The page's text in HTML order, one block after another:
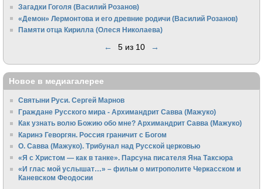
Загадки Гоголя (Василий Розанов)
«Демон» Лермонтова и его древние родичи (Василий Розанов)
Памяти отца Кирилла (Олеся Николаева)
← 5 из 10 →
Новое в медиагалерее
Святыни Руси. Сергей Марнов
Граждане Русского мира - Архимандрит Савва (Мажуко)
Как узнать волю Божию обо мне? Архимандрит Савва (Мажуко)
Каринэ Геворгян. Россия граничит с Богом
О. Савва (Мажуко). Трибунал над Русской церковью
«Я с Христом — как в танке». Парсуна писателя Яна Таксюра
«И глас мой услышат…» – фильм о митрополите Черкасском и
Каневском Феодосии